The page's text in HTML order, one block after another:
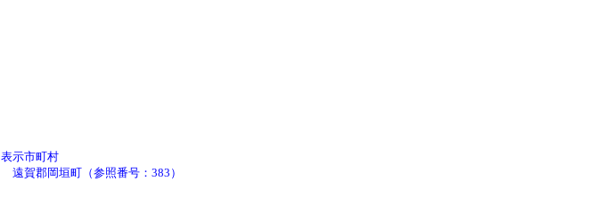
表示市町村
遠賀郡岡垣町（参照番号：383）